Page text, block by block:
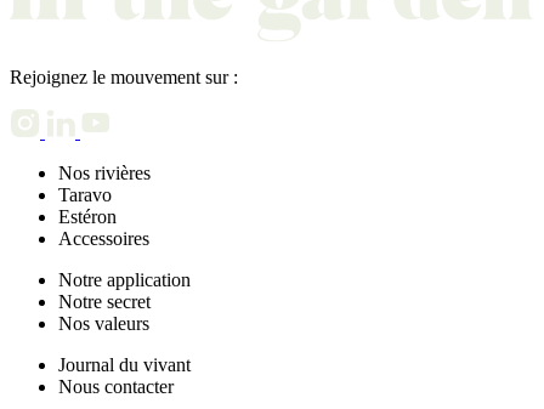
Rejoignez le mouvement sur :
Nos rivières
Taravo
Estéron
Accessoires
Notre application
Notre secret
Nos valeurs
Journal du vivant
Nous contacter